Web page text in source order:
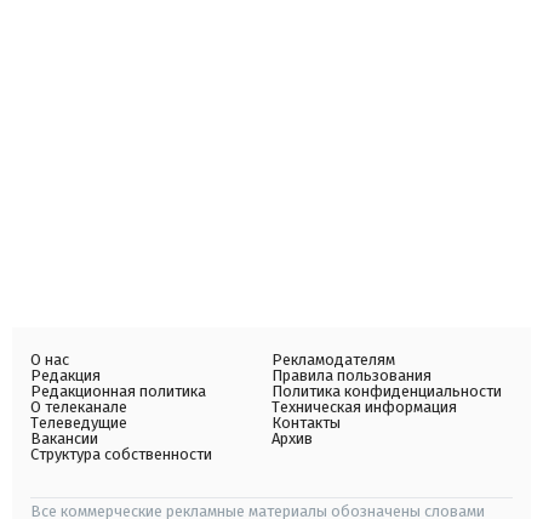
О нас
Редакция
Редакционная политика
О телеканале
Телеведущие
Вакансии
Структура собственности
Рекламодателям
Правила пользования
Политика конфиденциальности
Техническая информация
Контакты
Архив
Все коммерческие рекламные материалы обозначены словами